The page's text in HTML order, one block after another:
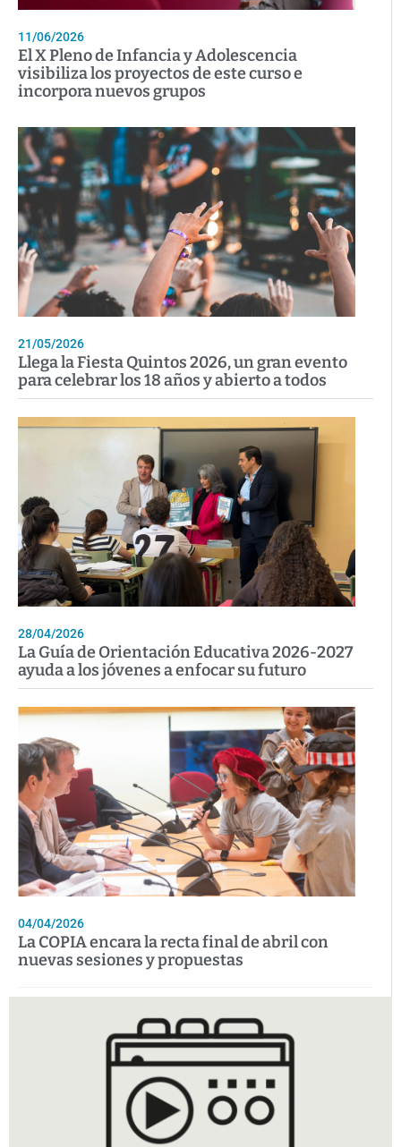
11/06/2026
El X Pleno de Infancia y Adolescencia
visibiliza los proyectos de este curso e
incorpora nuevos grupos
21/05/2026
Llega la Fiesta Quintos 2026, un gran evento
para celebrar los 18 años y abierto a todos
28/04/2026
La Guía de Orientación Educativa 2026-2027
ayuda a los jóvenes a enfocar su futuro
04/04/2026
La COPIA encara la recta final de abril con
nuevas sesiones y propuestas